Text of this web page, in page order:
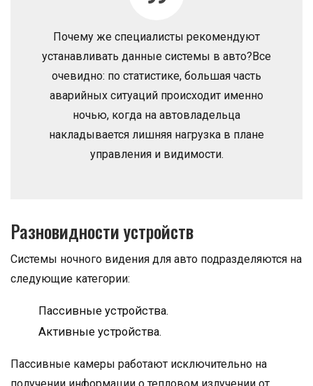
Почему же специалисты рекомендуют
устанавливать данные системы в авто?Все
очевидно: по статистике, большая часть
аварийных ситуаций происходит именно
ночью, когда на автовладельца
накладывается лишняя нагрузка в плане
управления и видимости.
Разновидности устройств
Системы ночного видения для авто подразделяются на
следующие категории:
Пассивные устройства.
Активные устройства.
Пассивные камеры работают исключительно на